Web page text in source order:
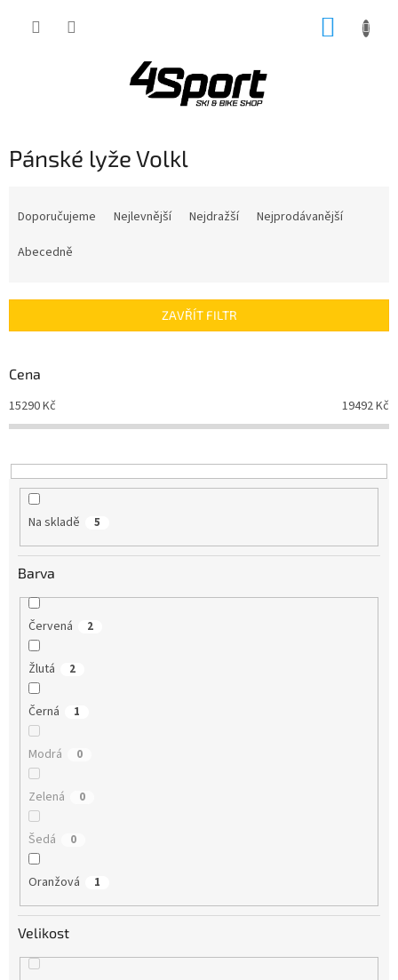
Pánské lyže Volkl
r
d
k
t
Doporučujeme Nejlevnější Nejdražší
Nejprodávanější
Abecedně
ZAVŘÍT FILTR
Cena
15290Kč 19492Kč
Na skladě 5
Barva
Červená 2
Žlutá 2
Černá 1
Modrá 0
Zelená 0
Šedá 0
Oranžová 1
Velikost